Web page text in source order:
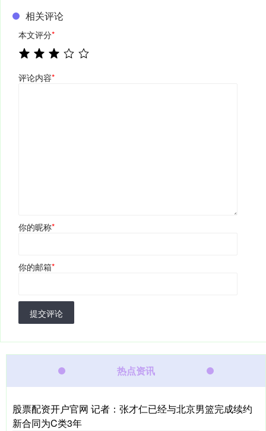
相关评论
本文评分*
评论内容*
你的昵称*
你的邮箱*
提交评论
热点资讯
股票配资开户官网 记者：张才仁已经与北京男篮完成续约
新合同为C类3年